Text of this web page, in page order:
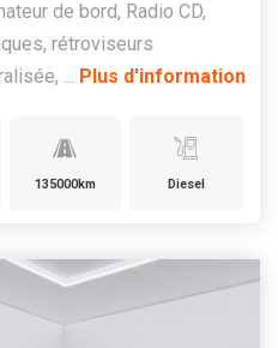
de bord, Radio CD,
rétroviseurs
... Plus d'information
135000km Diesel